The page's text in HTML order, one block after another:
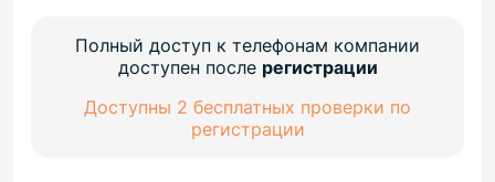
Полный доступ к телефонам компании
доступен после регистрации
Доступны 2 бесплатных проверки по
регистрации